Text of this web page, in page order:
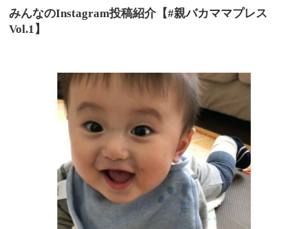
みんなのInstagram投稿紹介【#親バカママプレス
Vol.1】